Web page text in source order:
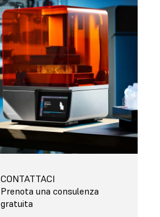
CONTATTACI
Prenota una consulenza
gratuita